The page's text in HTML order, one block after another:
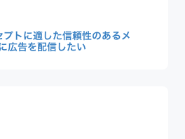
トに適した信頼性のあるメ
広告を配信したい